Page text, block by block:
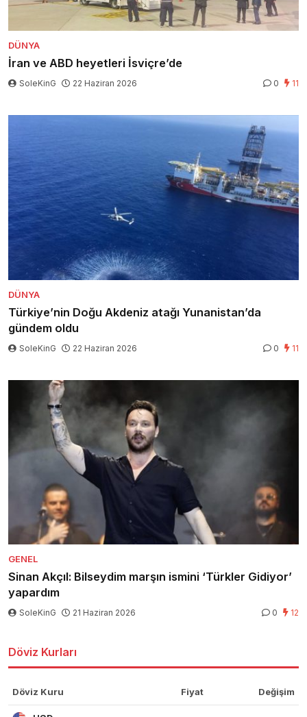
DÜNYA
İran ve ABD heyetleri İsviçre’de
SoleKinG 22 Haziran 2026 0 11
DÜNYA
Türkiye’nin Doğu Akdeniz atağı Yunanistan’da
gündem oldu
SoleKinG 22 Haziran 2026 0 11
GENEL
Sinan Akçıl: Bilseydim marşın ismini ‘Türkler Gidiyor’
yapardım
SoleKinG 21 Haziran 2026 0 12
Döviz Kurları
Döviz Kuru Fiyat Değişim